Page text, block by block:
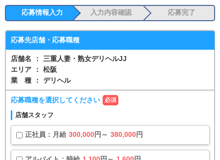
応募情報入力 入力内容確認 応募完了
応募先店舗・応募職種
店舗名
エリア
業種
：
三重人妻・熟女デリヘルJJ
：
松阪
：
デリヘル
応募職種を選択してください 必須
店舗スタッフ
正社員 ： 月給 300,000円～ 380,000円